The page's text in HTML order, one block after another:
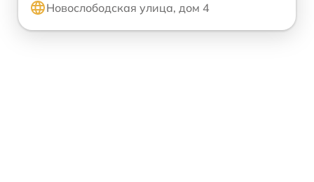
Новослободская улица, дом 4